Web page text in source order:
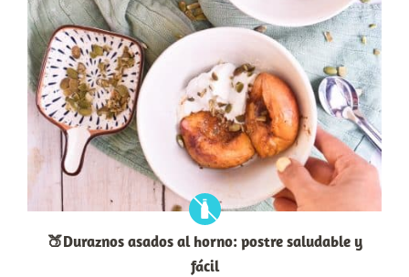
🍑Duraznos asados al horno: postre saludable y
fácil